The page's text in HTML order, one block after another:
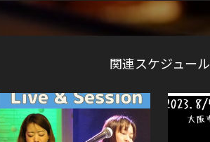
関連スケジュール